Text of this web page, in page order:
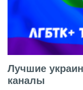
Лучшие
каналы